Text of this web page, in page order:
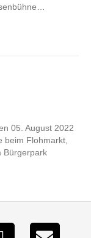
05. August 2022
beim Flohmarkt,
Bürgerpark